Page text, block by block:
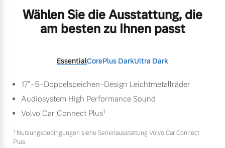
Wählen Sie die Ausstattung, die
am besten zu Ihnen passt
EssentialCorePlus DarkUltra Dark
17"-5-Doppelspeichen-Design Leichtmetallräder
Audiosystem High Performance Sound
Volvo Car Connect Plus1
1 Nutzungsbedingungen siehe Serienausstattung Volvo Car Connect
Plus